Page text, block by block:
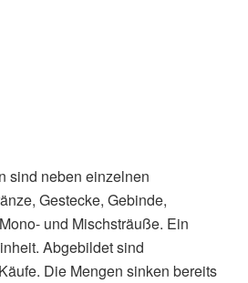
sind neben einzelnen
Gestecke, Gebinde,
und Mischsträuße. Ein
Abgebildet sind
Die Mengen sinken bereits